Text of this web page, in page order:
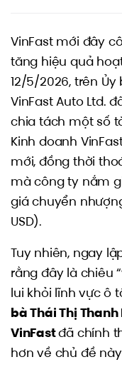
VinFast mới đây
tăng hiệu quả
12/5/2026, trên
VinFast Auto Ltd.
chia tách một số
Kinh doanh
mới, đồng thời
mà công ty nắm
giá chuyển
USD).
Tuy nhiên, ngay
rằng đây là chiêu
lui khỏi lĩnh vực ô
bà Thái Thị
VinFastđã chính
hơn về chủ đề